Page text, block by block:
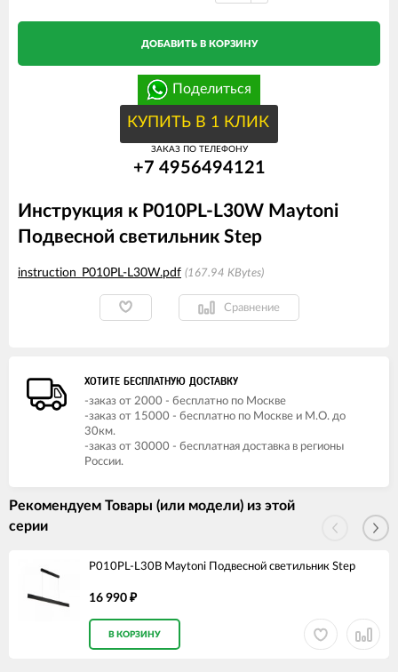
ДОБАВИТЬ В КОРЗИНУ
Поделиться
КУПИТЬ В 1 КЛИК
ЗАКАЗ ПО ТЕЛЕФОНУ
+7 4956494121
Инструкция к P010PL-L30W Maytoni
Подвесной светильник Step
instruction_P010PL-L30W.pdf 167.94 KBytes
Сравнение
ХОТИТЕ БЕСПЛАТНУЮ ДОСТАВКУ
-заказ от 2000 - бесплатно по Москве
-заказ от 15000 - бесплатно по Москве и М.О. до
30км.
-заказ от 30000 - бесплатная доставка в регионы
России.
Рекомендуем Товары (или модели) из этой
серии
P010PL-L30B Maytoni Подвесной светильник Step
16 990 ₽
В КОРЗИНУ